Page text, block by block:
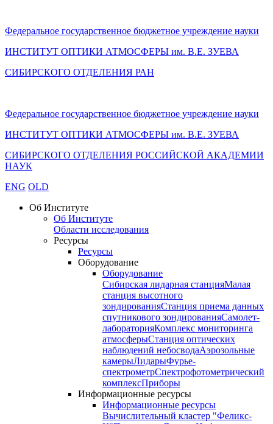
Федеральное государственное бюджетное учреждение науки
ИНСТИТУТ ОПТИКИ АТМОСФЕРЫ им. В.Е. ЗУЕВА
СИБИРСКОГО ОТДЕЛЕНИЯ РАН
Федеральное государственное бюджетное учреждение науки
ИНСТИТУТ ОПТИКИ АТМОСФЕРЫ им. В.Е. ЗУЕВА
СИБИРСКОГО ОТДЕЛЕНИЯ РОССИЙСКОЙ АКАДЕМИИ
НАУК
ENG OLD
Об Институте
Об Институте
Области исследования
Ресурсы
Ресурсы
Оборудование
Оборудование
Сибирская лидарная станцияМалая
станция высотного
зондированияСтанция приема данных
спутникового зондированияСамолет-
лабораторияКомплекс мониторинга
атмосферыСтанция оптических
наблюдений небосводаАэрозольные
камерыЛидарыФурье-
спектрометрСпектрофотометрический
комплексПриборы
Информационные ресурсы
Информационные ресурсы
Вычислительный кластер "Феликс-